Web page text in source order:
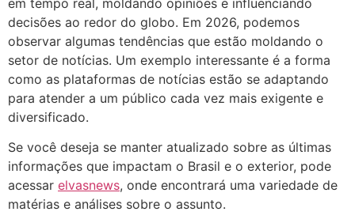
em tempo real, moldando opiniões e influenciando
decisões ao redor do globo. Em 2026, podemos
observar algumas tendências que estão moldando o
setor de notícias. Um exemplo interessante é a forma
como as plataformas de notícias estão se adaptando
para atender a um público cada vez mais exigente e
diversificado.
Se você deseja se manter atualizado sobre as últimas
informações que impactam o Brasil e o exterior, pode
acessar elvasnews, onde encontrará uma variedade de
matérias e análises sobre o assunto.